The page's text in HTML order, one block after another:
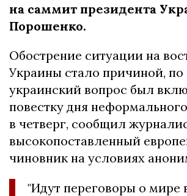
на саммит президента
Порошенко.
Обострение ситуации на
Украины стало причиной, по
украинский вопрос был
повестку дня
в четверг, сообщил
высокопоставленный
чиновник на условиях
"Идут переговоры о мире